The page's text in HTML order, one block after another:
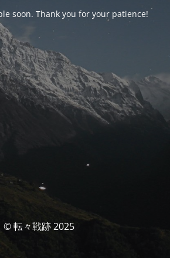
soon. Thank you for your patience!
© 転々戦跡 2025